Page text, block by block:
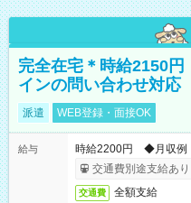
完全在宅＊時給2150
インの問い合わせ対応
派遣 WEB登録・面接OK
給与
時給2200円 ◆月収例
交通費別途支給あり
交通費 全額支給